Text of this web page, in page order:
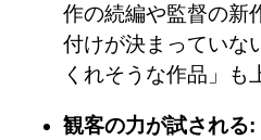
作の続編や監督の新
付けが決まっていな
くれそうな作品」も
観客の力が試される: